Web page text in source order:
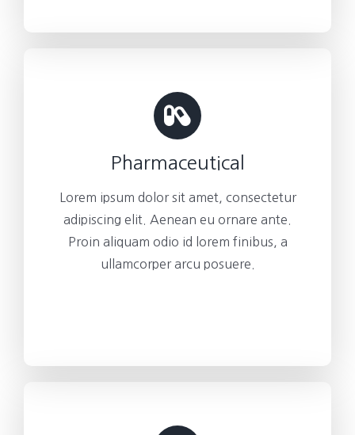
Pharmaceutical
Lorem ipsum dolor sit amet, consectetur
adipiscing elit. Aenean eu ornare ante.
Proin aliquam odio id lorem finibus, a
ullamcorper arcu posuere.